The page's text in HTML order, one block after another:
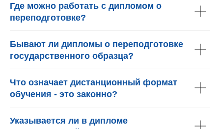
Где можно работать с дипломом о
переподготовке?
Бывают ли дипломы о переподготовке
государственного образца?
Что означает дистанционный формат
обучения - это законно?
Указывается ли в дипломе